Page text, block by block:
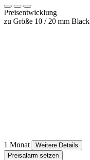
Preisentwicklung
zu Größe 10 / 20 mm Black
1 Monat
Weitere Details
Preisalarm setzen